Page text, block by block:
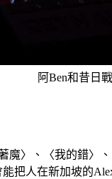
阿Ben和昔日
魔〉、〈我的錯
把人在新加坡的